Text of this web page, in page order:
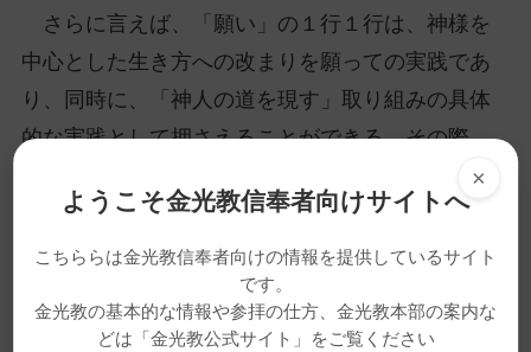
さらに言えば、「願い」の１行１行は、神様を
中心とした生き方への改まりを願っての実践であ
り、同時に、「神人の道を現す」取り組みの具体
的な実践として押さえることができる。その際、
大切なのは１行目の「御取次を願い 頂き」とい
うことで、これが「願い」の基本になっている。
御取次を願い、頂きながら、自身の信心の成長と
改まりを求め、教主金光様が仰せられた神様と自
分との縦軸を深め、その内容をもって、人や万物
×
ようこそ金光教信奉者向けサイトへ
こちららは金光教信奉者向けの情報を提供しているサイト
です。
金光教の基本的な情報や参拝の仕方、金光教本部の案内な
どは「金光教公式サイト」をご覧ください